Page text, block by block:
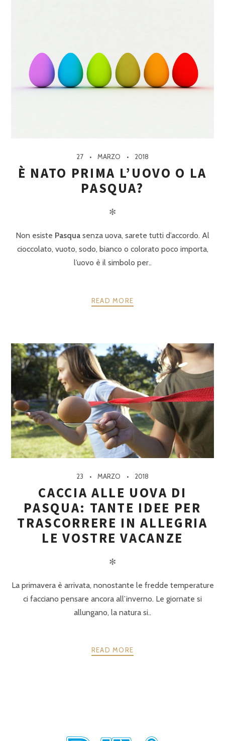
27 MARZO 2018
È NATO PRIMA L’UOVO O LA
PASQUA?
✻
Non esiste Pasqua senza uova, sarete tutti d’accordo. Al
cioccolato, vuoto, sodo, bianco o colorato poco importa,
l’uovo è il simbolo per..
READ MORE
23 MARZO 2018
CACCIA ALLE UOVA DI
PASQUA: TANTE IDEE PER
TRASCORRERE IN ALLEGRIA
LE VOSTRE VACANZE
✻
La primavera è arrivata, nonostante le fredde temperature
ci facciano pensare ancora all’inverno. Le giornate si
allungano, la natura si..
READ MORE